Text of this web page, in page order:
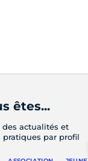
êtes...
des actualités et
par profil